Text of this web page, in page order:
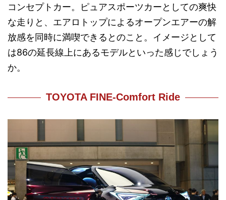
コンセプトカー。ピュアスポーツカーとしての爽快
な走りと、エアロトップによるオープンエアーの解
放感を同時に満喫できるとのこと。イメージとして
は86の延長線上にあるモデルといった感じでしょう
か。
TOYOTA FINE-Comfort Ride